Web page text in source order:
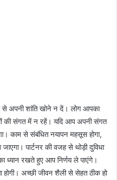
से अपनी शांति खोने न दें। लोग आपका
की संगत में न रहें। यदि आप अपनी संगत
काम से संबंधित नयापन महसूस होगा,
पार्टनर की वजह से थोड़ी दुविधा
ध्यान रखते हुए आप निर्णय ले पाएंगे।
अच्छी जीवन शैली से सेहत ठीक हो